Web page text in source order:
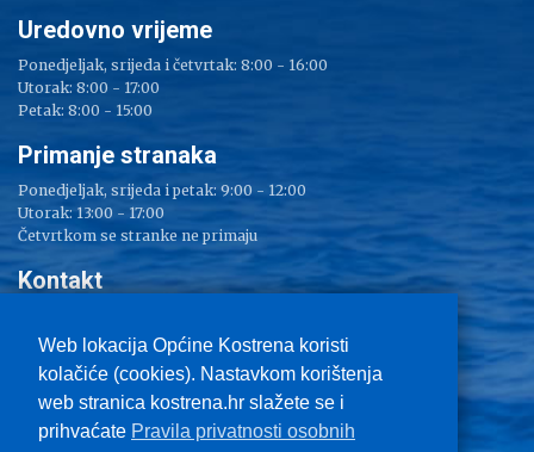
Web lokacija Općine Kostrena koristi
kolačiće (cookies). Nastavkom korištenja
web stranica kostrena.hr slažete se i
prihvaćate Pravila privatnosti osobnih
Uredovno vrijeme
Ponedjeljak, srijeda i četvrtak: 8:00 - 16:00
Utorak: 8:00 - 17:00
Petak: 8:00 - 15:00
Primanje stranaka
Ponedjeljak, srijeda i petak: 9:00 - 12:00
Utorak: 13:00 - 17:00
Četvrtkom se stranke ne primaju
Kontakt
Tel: 051/ 209 000
Fax: 051/ 289 400
E-mail:kostrena@kostrena.hr
Kontakt informacije